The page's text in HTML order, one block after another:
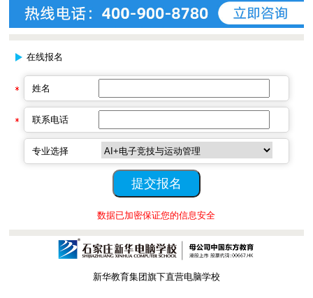
在线报名
姓名
联系电话
专业选择
数据已加密保证您的信息安全
新华教育集团旗下直营电脑学校